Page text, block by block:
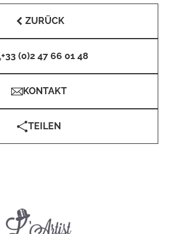
ZURÜCK
+33 (0)2 47 66 01 48
KONTAKT
TEILEN